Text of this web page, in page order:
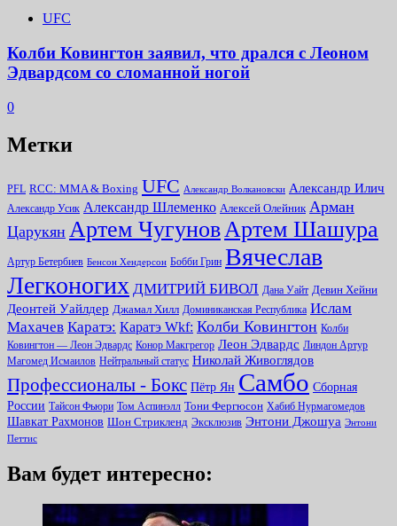
UFC
Колби Ковингтон заявил, что дрался с Леоном
Эдвардсом со сломанной ногой
0
Метки
PFL RCC: MMA & Boxing UFC Александр Волкановски Александр Илич
Александр Усик Александр Шлеменко Алексей Олейник Арман
Царукян Артем Чугунов Артем Шашура
Артур Бетербиев Бенсон Хендерсон Бобби Грин Вячеслав
Легконогих ДМИТРИЙ БИВОЛ Дана Уайт Девин Хейни
Деонтей Уайлдер Джамал Хилл Доминиканская Республика Ислам
Махачев Каратэ: Каратэ Wkf: Колби Ковингтон Колби
Ковингтон — Леон Эдвардс Конор Макгрегор Леон Эдвардс Линдон Артур
Магомед Исмаилов Нейтральный статус Николай Живоглядов
Профессионалы - Бокс Пётр Ян Самбо Сборная
России Тайсон Фьюри Том Аспинэлл Тони Фергюсон Хабиб Нурмагомедов
Шавкат Рахмонов Шон Стрикленд Эксклюзив Энтони Джошуа Энтони
Петтис
Вам будет интересно: